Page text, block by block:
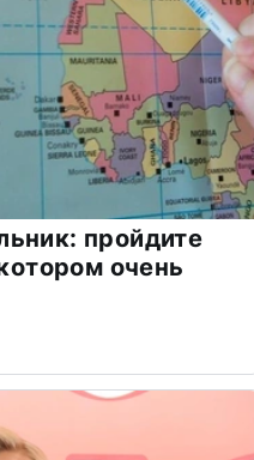
пройдите
очень